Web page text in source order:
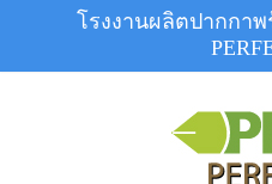
โรงงานผลิตปากกา